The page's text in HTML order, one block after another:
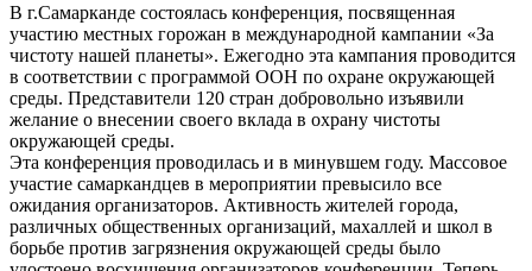
В г.Самарканде состоялась конференция, посвященная
участию местных горожан в международной кампании «За
чистоту нашей планеты». Ежегодно эта кампания проводится
в соответствии с программой ООН по охране окружающей
среды. Представители 120 стран добровольно изъявили
желание о внесении своего вклада в охрану чистоты
окружающей среды.
Эта конференция проводилась и в минувшем году. Массовое
участие самаркандцев в мероприятии превысило все
ожидания организаторов. Активность жителей города,
различных общественных организаций, махаллей и школ в
борьбе против загрязнения окружающей среды было